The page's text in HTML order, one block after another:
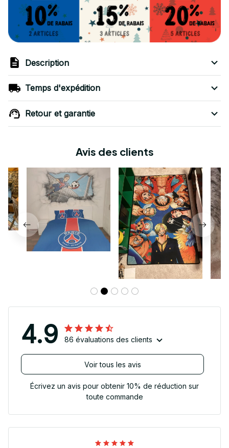
Description
Temps d'expédition
Retour et garantie
Avis des clients
4.9 86 évaluations des clients
Voir tous les avis
Écrivez un avis pour obtenir 10% de réduction sur
toute commande